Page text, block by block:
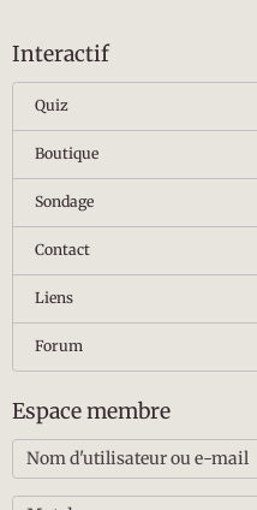
Interactif
Quiz
Boutique
Sondage
Contact
Liens
Forum
Espace membre